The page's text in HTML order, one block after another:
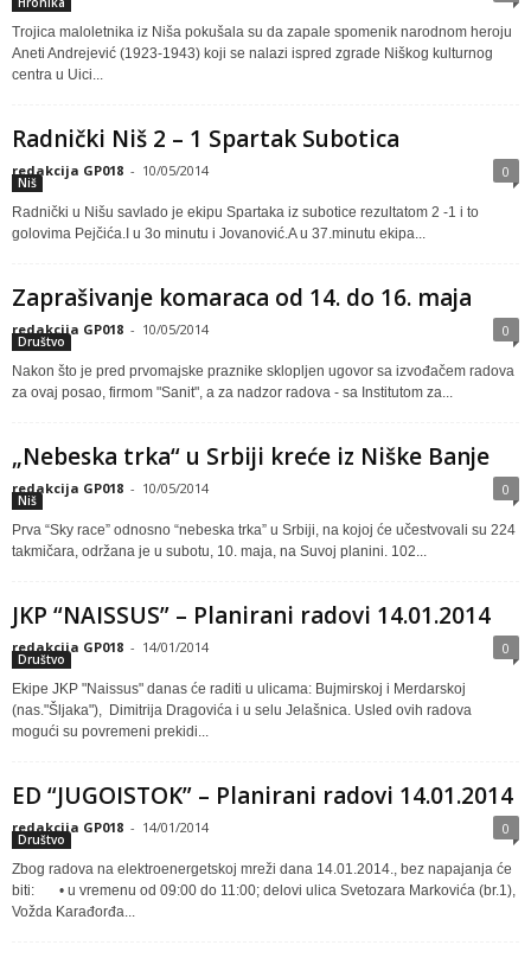
Trojica maloletnika iz Niša pokušala su da zapale spomenik narodnom heroju
Aneti Andrejević (1923-1943) koji se nalazi ispred zgrade Niškog kulturnog
centra u Uici...
Radnički Niš 2 – 1 Spartak Subotica
redakcija GP018 - 10/05/2014 0
Niš
Radnički u Nišu savlado je ekipu Spartaka iz subotice rezultatom 2 -1 i to
golovima Pejčića.I u 3o minutu i Jovanović.A u 37.minutu ekipa...
Zaprašivanje komaraca od 14. do 16. maja
redakcija GP018 - 10/05/2014 0
Društvo
Nakon što je pred prvomajske praznike sklopljen ugovor sa izvođačem radova
za ovaj posao, firmom "Sanit", a za nadzor radova - sa Institutom za...
„Nebeska trka“ u Srbiji kreće iz Niške Banje
redakcija GP018 - 10/05/2014 0
Niš
Prva “Sky race” odnosno “nebeska trka” u Srbiji, na kojoj će učestvovali su 224
takmičara, održana je u subotu, 10. maja, na Suvoj planini. 102...
JKP “NAISSUS” – Planirani radovi 14.01.2014
redakcija GP018 - 14/01/2014 0
Društvo
Ekipe JKP "Naissus" danas će raditi u ulicama: Bujmirskoj i Merdarskoj
(nas."Šljaka"), Dimitrija Dragovića i u selu Jelašnica. Usled ovih radova
mogući su povremeni prekidi...
ED “JUGOISTOK” – Planirani radovi 14.01.2014
redakcija GP018 - 14/01/2014 0
Društvo
Zbog radova na elektroenergetskoj mreži dana 14.01.2014., bez napajanja će
biti: • u vremenu od 09:00 do 11:00; delovi ulica Svetozara Markovića (br.1),
Vožda Karađorđa...